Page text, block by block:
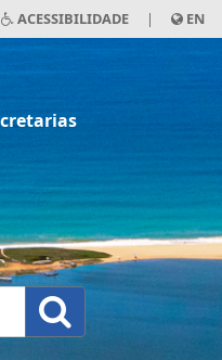
ACESSIBILIDADE | EN